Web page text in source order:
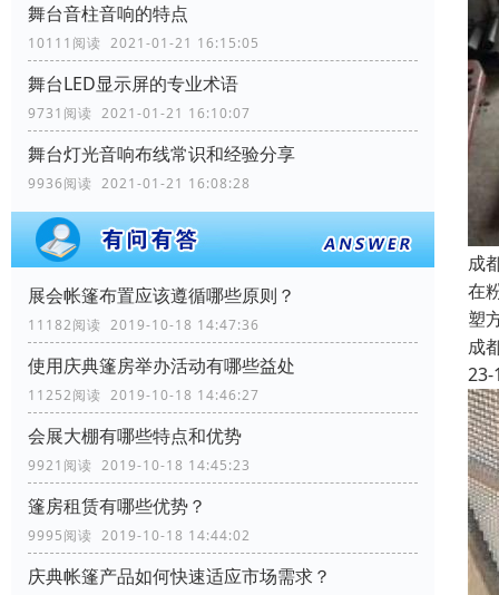
舞台音柱音响的特点
10111阅读 2021-01-21 16:15:05
舞台LED显示屏的专业术语
9731阅读 2021-01-21 16:10:07
舞台灯光音响布线常识和经验分享
9936阅读 2021-01-21 16:08:28
展会帐篷布置应该遵循哪些原则？
11182阅读 2019-10-18 14:47:36
使用庆典篷房举办活动有哪些益处
11252阅读 2019-10-18 14:46:27
会展大棚有哪些特点和优势
9921阅读 2019-10-18 14:45:23
篷房租赁有哪些优势？
9995阅读 2019-10-18 14:44:02
庆典帐篷产品如何快速适应市场需求？
成
在
塑
成
23-